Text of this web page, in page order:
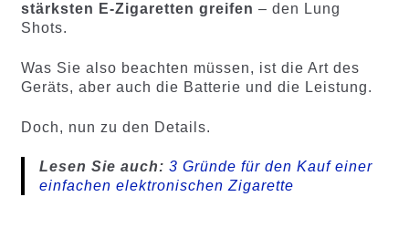
stärksten E-Zigaretten greifen – den Lung
Shots.
Was Sie also beachten müssen, ist die Art des
Geräts, aber auch die Batterie und die Leistung.
Doch, nun zu den Details.
Lesen Sie auch: 3 Gründe für den Kauf einer
einfachen elektronischen Zigarette